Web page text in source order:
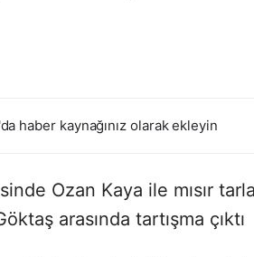
haber kaynağınız olarak ekleyin
Ozan Kaya ile mısır
arasında tartışma çıktı